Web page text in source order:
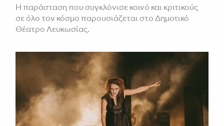
Η παράσταση που συγκλόνισε κοινό και κριτικούς
σε όλο τον κόσμο παρουσιάζεται στο Δημοτικό
Θέατρο Λευκωσίας.